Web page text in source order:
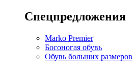
Спецпредложения
Marko Premier
Босоногая обувь
Обувь больших размеров